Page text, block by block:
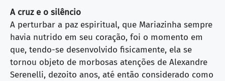
A cruz e o silêncio
A perturbar a paz espiritual, que Mariazinha sempre
havia nutrido em seu coração, foi o momento em
que, tendo-se desenvolvido fisicamente, ela se
tornou objeto de morbosas atenções de Alexandre
Serenelli, dezoito anos, até então considerado como